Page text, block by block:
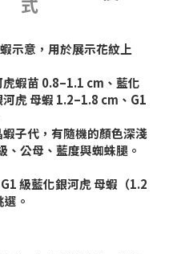
示意，用於展示花紋上
蝦苗 0.8–1.1 cm、藍化
虎 母蝦 1.2–1.8 cm、G1
子代，有隨機的顏色深淺
公母、藍度與蜘蛛腿。
級藍化銀河虎 母蝦（1.2
。